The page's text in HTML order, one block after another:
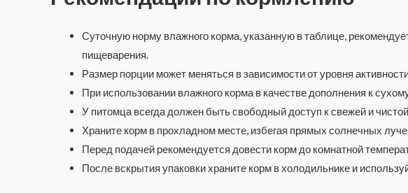
Суточную норму влажного корма, указанную в таблице,
пищеварения.
Размер порции может меняться в зависимости от уровня
При использовании влажного корма в качестве дополнения к
У питомца всегда должен быть свободный доступ к свежей и
Храните корм в прохладном месте, избегая прямых солнечных
Перед подачей рекомендуется довести корм до комнатной
После вскрытия упаковки храните корм в холодильнике и